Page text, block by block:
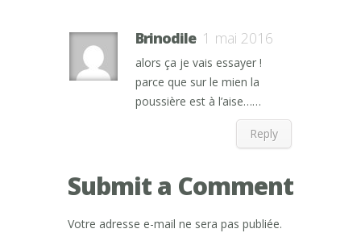
Brinodile 1 mai 2016
alors ça je vais essayer !
parce que sur le mien la
poussière est à l’aise……
Reply
Submit a Comment
Votre adresse e-mail ne sera pas publiée.